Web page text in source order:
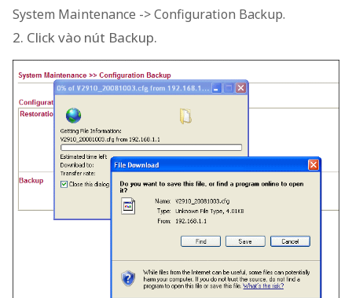
System Maintenance -> Configuration Backup.
2. Click vào nút Backup.